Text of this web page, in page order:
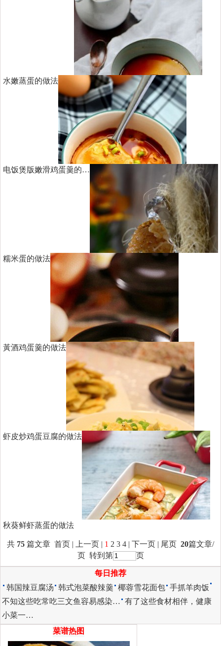
水嫩蒸蛋的做法
电饭煲版嫩滑鸡蛋羹的…
糯米蛋的做法
黃酒鸡蛋羹的做法
虾皮炒鸡蛋豆腐的做法
秋葵鲜虾蒸蛋的做法
共 75 篇文章 首页 | 上一页 | 1 2 3 4 | 下一页 | 尾页 20篇文章/
页 转到第
页
每日推荐
韩国辣豆腐汤 韩式泡菜酸辣羹 椰蓉雪花面包 手抓羊肉饭
不知这些吃常吃三文鱼容易感染… 有了这些食材相伴，健康
小菜一…
菜谱热图